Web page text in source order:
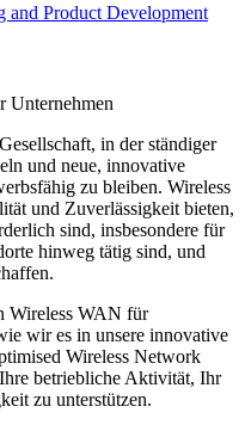
and Product Development
in der ständiger
und neue, innovative
zu bleiben. Wireless
und Zuverlässigkeit bieten,
sind, insbesondere für
hinweg tätig sind, und
Wireless WAN für
wir es in unsere innovative
Wireless Network
betriebliche Aktivität, Ihr
zu unterstützen.